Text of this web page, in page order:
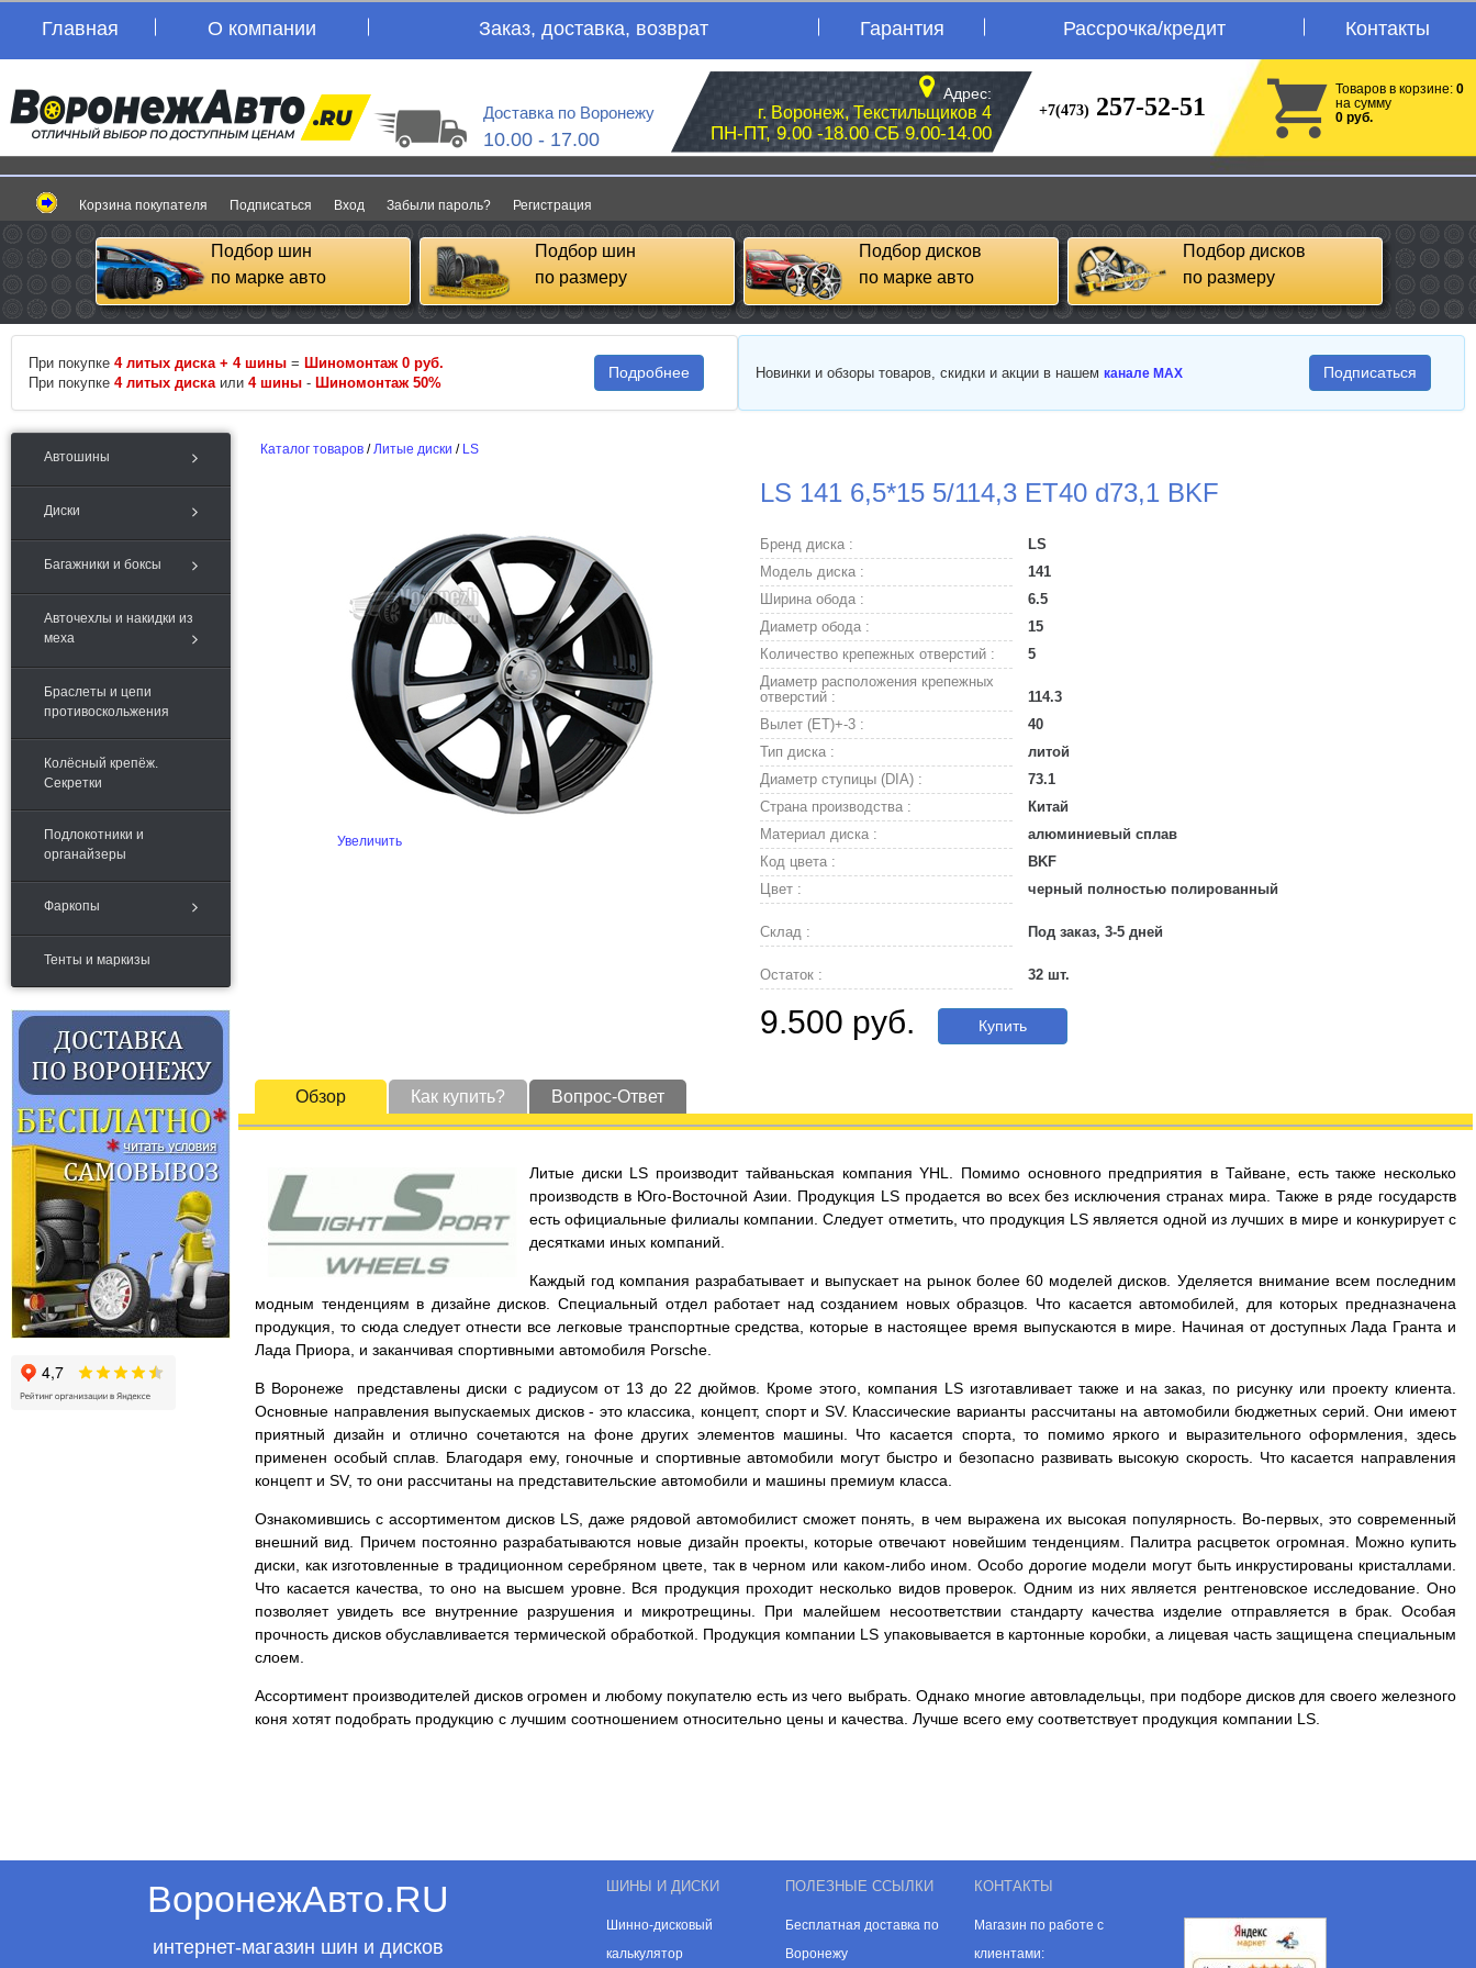
Главная О компании Заказ, доставка, возврат Гарантия Рассрочка/кредит Контакты
Доставка по Воронежу
10.00 - 17.00
Адрес:
г. Воронеж, Текстильщиков 4
ПН-ПТ, 9.00 -18.00 СБ 9.00-14.00
+7(473) 257-52-51
Товаров в корзине: 0
на сумму
0 руб.
Корзина покупателя Подписаться Вход Забыли пароль? Регистрация
Подбор шин
по марке авто
Подбор шин
по размеру
Подбор дисков
по марке авто
Подбор дисков
по размеру
При покупке 4 литых диска + 4 шины = Шиномонтаж 0 руб.
При покупке 4 литых диска или 4 шины - Шиномонтаж 50%
Подробнее Новинки и обзоры товаров, скидки и акции в нашем канале MAX Подписаться
Автошины
Диски
Багажники и боксы
Авточехлы и накидки из
меха
Браслеты и цепи
противоскольжения
Колёсный крепёж.
Секретки
Подлокотники и
органайзеры
Фаркопы
Тенты и маркизы
Каталог товаров /Литые диски / LS
LS 141 6,5*15 5/114,3 ET40 d73,1 BKF
Увеличить
Бренд диска :
LS
Модель диска :
141
Ширина обода :
6.5
Диаметр обода :
15
Количество крепежных отверстий :
5
Диаметр расположения крепежных
отверстий :
114.3
Вылет (ET)+-3 :
40
Тип диска :
литой
Диаметр ступицы (DIA) :
73.1
Страна производства :
Китай
Материал диска :
алюминиевый сплав
Код цвета :
BKF
Цвет :
черный полностью полированный
Склад : Под заказ, 3-5 дней
Остаток : 32 шт.
9.500 руб. Купить
Обзор Как купить? Вопрос-Ответ
Литые диски LS производит тайваньская компания YHL. Помимо основного предприятия в Тайване, есть также несколько
производств в Юго-Восточной Азии. Продукция LS продается во всех без исключения странах мира. Также в ряде государств
есть официальные филиалы компании. Следует отметить, что продукция LS является одной из лучших в мире и конкурирует с
десятками иных компаний.
Каждый год компания разрабатывает и выпускает на рынок более 60 моделей дисков. Уделяется внимание всем последним
модным тенденциям в дизайне дисков. Специальный отдел работает над созданием новых образцов. Что касается автомобилей, для которых предназначена
продукция, то сюда следует отнести все легковые транспортные средства, которые в настоящее время выпускаются в мире. Начиная от доступных Лада Гранта и
Лада Приора, и заканчивая спортивными автомобиля Porsche.
В Воронеже представлены диски с радиусом от 13 до 22 дюймов. Кроме этого, компания LS изготавливает также и на заказ, по рисунку или проекту клиента.
Основные направления выпускаемых дисков - это классика, концепт, спорт и SV. Классические варианты рассчитаны на автомобили бюджетных серий. Они имеют
приятный дизайн и отлично сочетаются на фоне других элементов машины. Что касается спорта, то помимо яркого и выразительного оформления, здесь
применен особый сплав. Благодаря ему, гоночные и спортивные автомобили могут быстро и безопасно развивать высокую скорость. Что касается направления
концепт и SV, то они рассчитаны на представительские автомобили и машины премиум класса.
Ознакомившись с ассортиментом дисков LS, даже рядовой автомобилист сможет понять, в чем выражена их высокая популярность. Во-первых, это современный
внешний вид. Причем постоянно разрабатываются новые дизайн проекты, которые отвечают новейшим тенденциям. Палитра расцветок огромная. Можно купить
диски, как изготовленные в традиционном серебряном цвете, так в черном или каком-либо ином. Особо дорогие модели могут быть инкрустированы кристаллами.
Что касается качества, то оно на высшем уровне. Вся продукция проходит несколько видов проверок. Одним из них является рентгеновское исследование. Оно
позволяет увидеть все внутренние разрушения и микротрещины. При малейшем несоответствии стандарту качества изделие отправляется в брак. Особая
прочность дисков обуславливается термической обработкой. Продукция компании LS упаковывается в картонные коробки, а лицевая часть защищена специальным
слоем.
Ассортимент производителей дисков огромен и любому покупателю есть из чего выбрать. Однако многие автовладельцы, при подборе дисков для своего железного
коня хотят подобрать продукцию с лучшим соотношением относительно цены и качества. Лучше всего ему соответствует продукция компании LS.
ВоронежАвто.RU
интернет-магазин шин и дисков
ШИНЫ И ДИСКИ
Шинно-дисковый
калькулятор
ПОЛЕЗНЫЕ ССЫЛКИ
Бесплатная доставка по
Воронежу
КОНТАКТЫ
Магазин по работе с
клиентами: